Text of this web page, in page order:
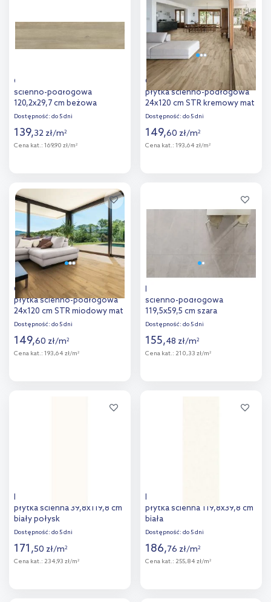
Cerrad Mattina płytka
ścienno-podłogowa
120,2x29,7 cm beżowa
Dostępność: do 5 dni
139,32 zł/m2
Cena kat.: 169,90 zł/m2
Dodaj do
porównania
Ceramica Rondine Daring
płytka ścienno-podłogowa
24x120 cm STR kremowy mat
Dostępność: do 5 dni
149,60 zł/m2
Cena kat.: 193,64 zł/m2
porównania
Ceramica Rondine Daring
płytka ścienno-podłogowa
24x120 cm STR miodowy mat
Dostępność: do 5 dni
149,60 zł/m2
Cena kat.: 193,64 zł/m2
Paradyż Ritual płytka
ścienno-podłogowa
119,5x59,5 cm szara
Dostępność: do 5 dni
155,48 zł/m2
Cena kat.: 210,33 zł/m2
Paradyż Sleeping Beauty
płytka ścienna 39,8x119,8 cm
biały połysk
Dostępność: do 5 dni
171,50 zł/m2
Cena kat.: 234,93 zł/m2
Paradyż Sleeping Beauty
płytka ścienna 119,8x39,8 cm
biała
Dostępność: do 5 dni
186,76 zł/m2
Cena kat.: 255,84 zł/m2